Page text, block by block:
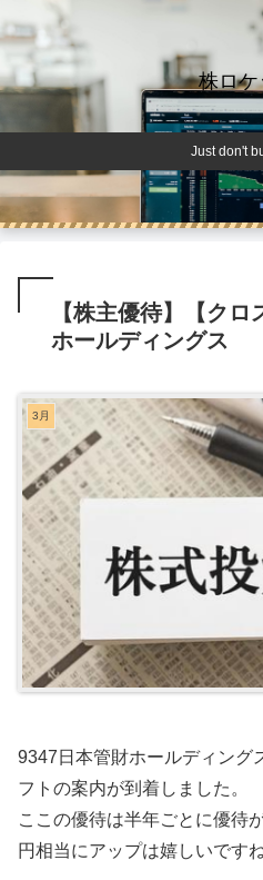
株ロケ
Just don't
【株主優待】【ク
ホールディングス
3月
9347日本管財ホールディング
フトの案内が到着しました。
ここの優待は半年ごとに優待
円相当にアップは嬉しいですね